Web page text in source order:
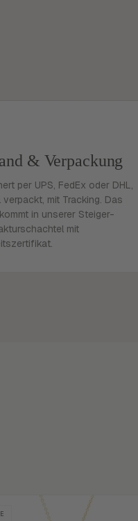
& Verpackung
per UPS, FedEx oder DHL,
verpackt, mit Tracking. Das
in unserer Steiger-
mit